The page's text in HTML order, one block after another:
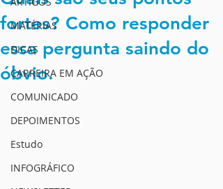
MATÉRIAS
DICAS
CARREIRA EM AÇÃO
COMUNICADO
DEPOIMENTOS
Estudo
INFOGRÁFICO
fortes? Como responder
essa pergunta saindo do
óbvio.